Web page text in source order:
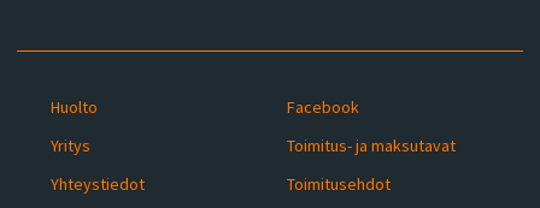
Huolto
Yritys
Yhteystiedot
Facebook
Toimitus- ja maksutavat
Toimitusehdot